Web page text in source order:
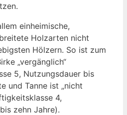
einheimische,
Holzarten nicht
Hölzern. So ist zum
„vergänglich“
5, Nutzungsdauer bis
und Tanne ist „nicht
4,
zehn Jahre).